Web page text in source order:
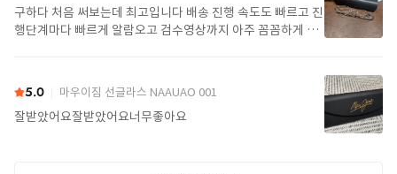
구하다 처음 써보는데 최고입니다 배송 진행 속도도 빠르고 진
행단계마다 빠르게 알람오고 검수영상까지 아주 꼼꼼하게 찍
5.0 마우이짐 선글라스 NAAUAO 001
잘받았어요잘받았어요너무좋아요